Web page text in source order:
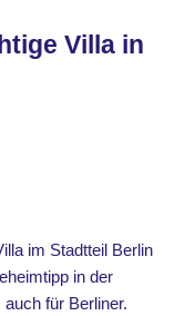
Villa in
im Stadtteil Berlin
in der
für Berliner.